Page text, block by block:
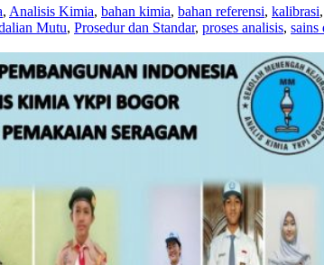
, Analisis Kimia, bahan kimia, bahan referensi, kalibrasi,
Mutu, Prosedur dan Standar, proses analisis, sains